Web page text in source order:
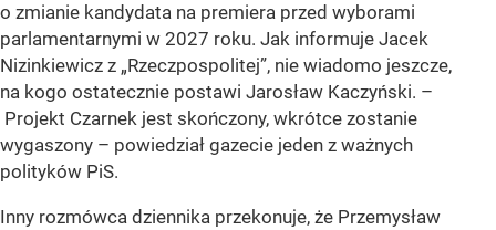
o zmianie kandydata na premiera przed wyborami
parlamentarnymi w 2027 roku. Jak informuje Jacek
Nizinkiewicz z „Rzeczpospolitej”, nie wiadomo jeszcze,
na kogo ostatecznie postawi Jarosław Kaczyński. –
Projekt Czarnek jest skończony, wkrótce zostanie
wygaszony – powiedział gazecie jeden z ważnych
polityków PiS.
Inny rozmówca dziennika przekonuje, że Przemysław